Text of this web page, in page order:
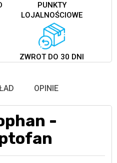
PUNKTY
LOJALNOŚCIOWE
ZWROT DO 30 DNI
OPINIE
-